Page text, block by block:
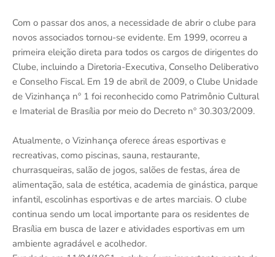
Com o passar dos anos, a necessidade de abrir o clube para
novos associados tornou-se evidente. Em 1999, ocorreu a
primeira eleição direta para todos os cargos de dirigentes do
Clube, incluindo a Diretoria-Executiva, Conselho Deliberativo
e Conselho Fiscal. Em 19 de abril de 2009, o Clube Unidade
de Vizinhança nº 1 foi reconhecido como Patrimônio Cultural
e Imaterial de Brasília por meio do Decreto nº 30.303/2009.
Atualmente, o Vizinhança oferece áreas esportivas e
recreativas, como piscinas, sauna, restaurante,
churrasqueiras, salão de jogos, salões de festas, área de
alimentação, sala de estética, academia de ginástica, parque
infantil, escolinhas esportivas e de artes marciais. O clube
continua sendo um local importante para os residentes de
Brasília em busca de lazer e atividades esportivas em um
ambiente agradável e acolhedor.